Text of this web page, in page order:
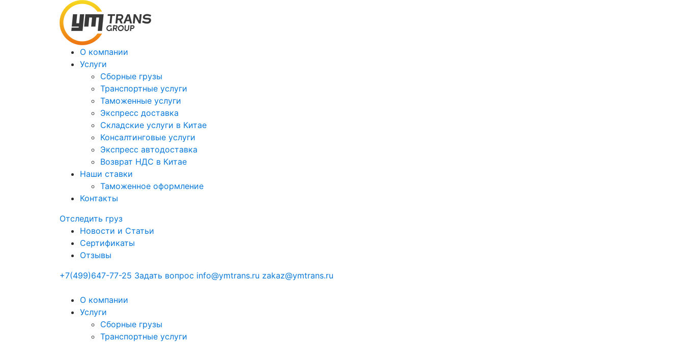
О компании
Услуги
Сборные грузы
Транспортные услуги
Таможенные услуги
Экспресс доставка
Cкладские услуги в Китае
Консалтинговые услуги
Экспресс автодоставка
Возврат НДС в Китае
Наши ставки
Таможенное оформление
Контакты
Отследить груз
Новости и Статьи
Сертификаты
Отзывы
+7(499)647-77-25 Задать вопрос info@ymtrans.ru zakaz@ymtrans.ru
О компании
Услуги
Сборные грузы
Транспортные услуги